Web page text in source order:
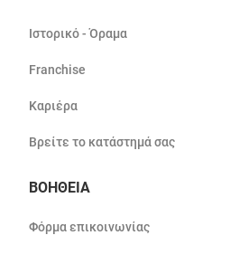
Ιστορικό - Όραμα
Franchise
Καριέρα
Βρείτε το κατάστημά σας
ΒΟΗΘΕΙΑ
Φόρμα επικοινωνίας